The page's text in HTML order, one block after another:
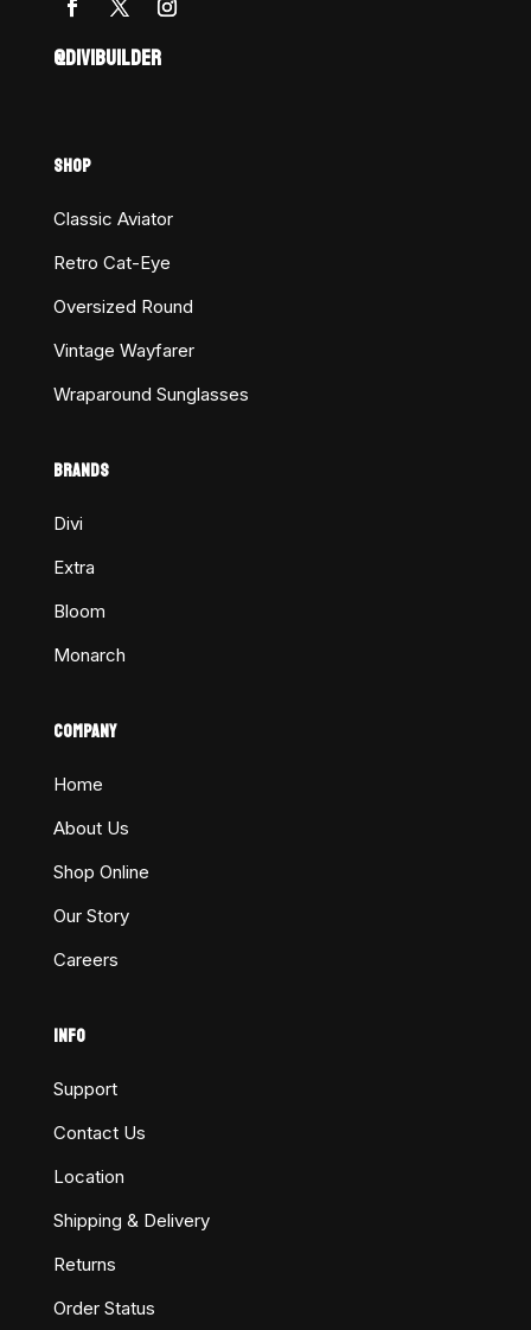
@DIVIBUILDER
SHOP
Classic Aviator
Retro Cat-Eye
Oversized Round
Vintage Wayfarer
Wraparound Sunglasses
BRANDS
Divi
Extra
Bloom
Monarch
COMPANY
Home
About Us
Shop Online
Our Story
Careers
INFO
Support
Contact Us
Location
Shipping & Delivery
Returns
Order Status